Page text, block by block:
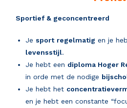
Sportief & geconcentreerd
Je sport regelmatig en je
levensstijl.
Je hebt een diploma Hoger
in orde met de nodige
Je hebt het
en je hebt een constante